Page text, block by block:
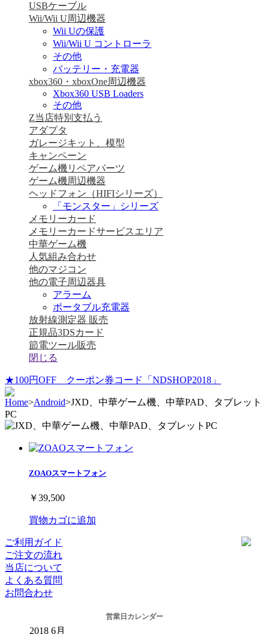
USBケーブル
Wii/Wii U周辺機器
Wii Uの保護
Wii/Wii U コントローラ
その他
バッテリー・充電器
xbox360・xboxOne周辺機器
Xbox360 USB Loaders
その他
Z当店特別支払う
アダプタ
ガレージキット、模型
キャンペーン
ゲーム機リペアパーツ
ゲーム機周辺機器
ヘッドフォン（HIFIシリーズ）
「モンスター」シリーズ
メモリーカード
メモリーカードサービスエリア
中華ゲーム機
人気組み合わせ
他のマジコン
他の電子周辺器具
アラーム
ポータブル充電器
放射線測定器 販売
正規品3DSカード
節電ツール販売
閉じる
★100円OFF クーポン券コード「NDSHOP2018」
Home>Android>JXD、中華ゲーム機、中華PAD、タブレット
PC
ZOAOスマートフォン
￥39,500
買物カゴに追加
ご利用ガイド
ご注文の流れ
当店について
よくある質問
お問合わせ
営業日カレンダー
2018 6月